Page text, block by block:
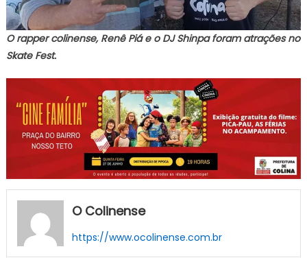
O rapper colinense, Renê Piá e o DJ Shinpa foram atrações no
Skate Fest.
O Colinense
https://www.ocolinense.com.br